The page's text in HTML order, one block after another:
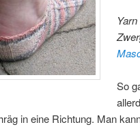
So
in eine Richtung. Man